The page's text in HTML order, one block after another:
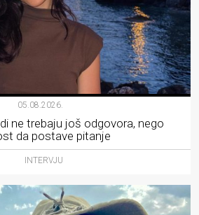
05.08.2026.
ne trebaju još odgovora, nego
da postave pitanje
INTERVJU